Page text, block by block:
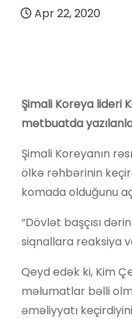
Apr 22, 2020
Şimali Koreya lideri
mətbuatda
Şimali Koreyanın
ölkə rəhbərinin
komada olduğunu
“Dövlət başçısı
siqnallara reaksiya
Qeyd edək ki, Kim
məlumatlar bəlli
əməliyyatı